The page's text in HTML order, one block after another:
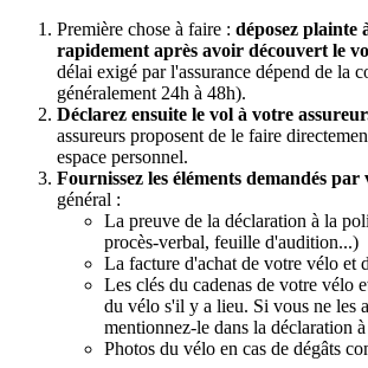
Première chose à faire : déposez plainte
rapidement après avoir découvert le
délai exigé par l'assurance dépend de la
généralement 24h à 48h).
Déclarez ensuite le vol à votre
assureurs proposent de le faire
espace personnel.
Fournissez les éléments demandés
général :
La preuve de la déclaration à la
procès-verbal, feuille d'audition...)
La facture d'achat de votre vélo et
Les clés du cadenas de votre vélo
du vélo s'il y a lieu. Si vous ne les
mentionnez-le dans la déclaration
Photos du vélo en cas de dégâts